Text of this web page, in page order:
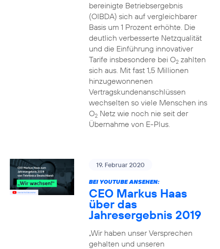
bereinigte Betriebsergebnis
(OIBDA) sich auf vergleichbarer
Basis um 1 Prozent erhöhte. Die
deutlich verbesserte Netzqualität
und die Einführung innovativer
Tarife insbesondere bei O2zahlten
sich aus. Mit fast 1,5 Millionen
hinzugewonnenen
Vertragskundenanschlüssen
wechselten so viele Menschen ins
O2Netz wie noch nie seit der
Übernahme von E-Plus.
19. Februar 2020
BEI YOUTUBE ANSEHEN:
CEO Markus Haas
über das
Jahresergebnis 2019
„Wir haben unser Versprechen
gehalten und unseren